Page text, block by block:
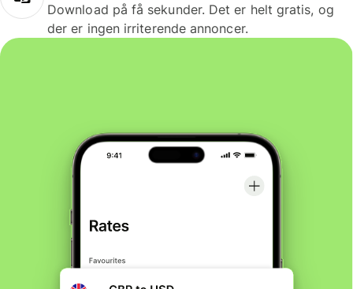
Download på få sekunder. Det er helt gratis, og
der er ingen irriterende annoncer.